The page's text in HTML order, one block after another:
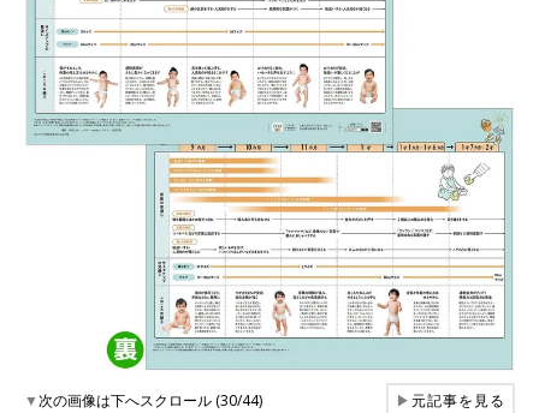
▼次の画像は下へスクロール (30/44) ▶元記事を見る